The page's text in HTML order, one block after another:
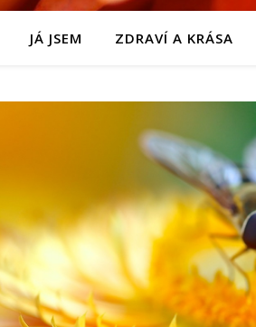
JÁ JSEM ZDRAVÍ A KRÁSA